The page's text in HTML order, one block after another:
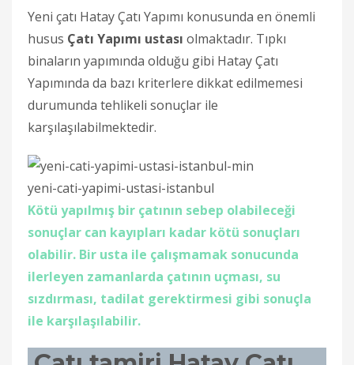
Yeni çatı Hatay Çatı Yapımı konusunda en önemli
husus Çatı Yapımı ustası olmaktadır. Tıpkı
binaların yapımında olduğu gibi Hatay Çatı
Yapımında da bazı kriterlere dikkat edilmemesi
durumunda tehlikeli sonuçlar ile
karşılaşılabilmektedir.
yeni-cati-yapimi-ustasi-istanbul
Kötü yapılmış bir çatının sebep olabileceği
sonuçlar can kayıpları kadar kötü sonuçları
olabilir. Bir usta ile çalışmamak sonucunda
ilerleyen zamanlarda çatının uçması, su
sızdırması, tadilat gerektirmesi gibi sonuçla
ile karşılaşılabilir.